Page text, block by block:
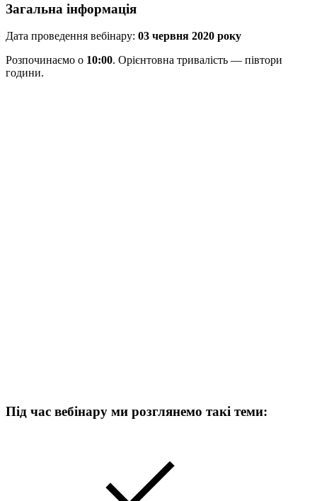
Загальна інформація
Дата проведення вебінару: 03 червня 2020 року
Розпочинаємо о 10:00. Орієнтовна тривалість — півтори
години.
Під час вебінару ми розглянемо такі теми: